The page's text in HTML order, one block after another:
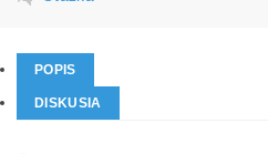
POPIS
DISKUSIA